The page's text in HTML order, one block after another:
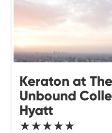
Keraton at
Unbound
Hyatt
★★★★★